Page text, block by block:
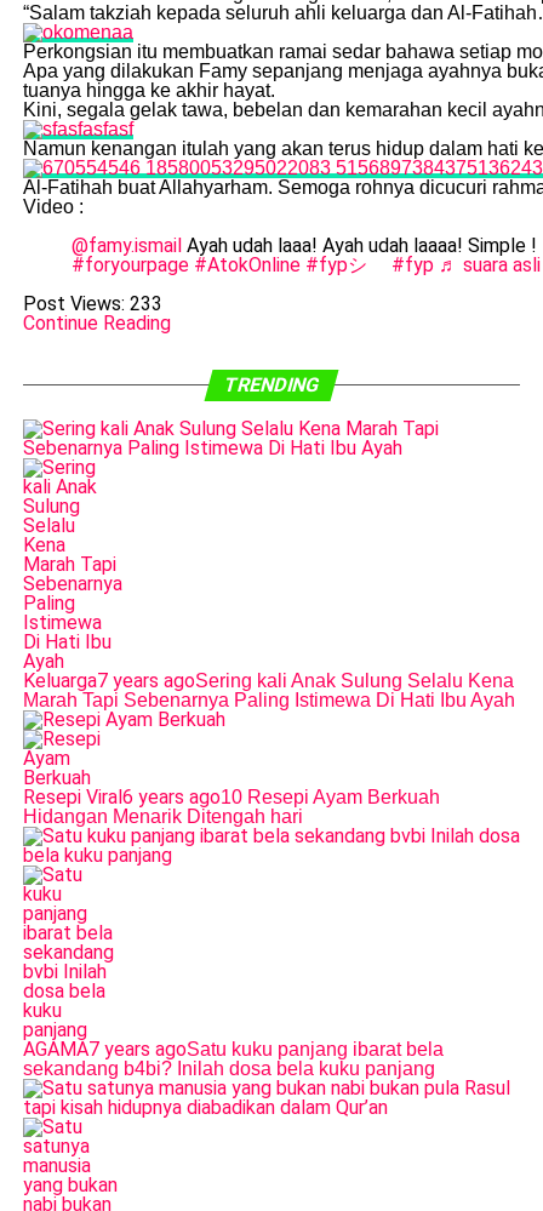
“Salam takziah kepada seluruh ahli keluarga dan Al-
Perkongsian itu membuatkan ramai sedar bahawa setiap
Apa yang dilakukan Famy sepanjang menjaga ayahnya
tuanya hingga ke akhir hayat.
Kini, segala gelak tawa, bebelan dan kemarahan kecil
Namun kenangan itulah yang akan terus hidup dalam hati
Al-Fatihah buat Allahyarham. Semoga rohnya dicucuri
Video :
@famy.ismailAyah udah laaa! Ayah udah laaaa! Simple
#foryourpage #AtokOnline #fypシ゚ #fyp ♬ suara
Post Views: 233
Continue Reading
TRENDING
Keluarga7 years agoSering kali Anak Sulung Selalu Kena
Marah Tapi Sebenarnya Paling Istimewa Di Hati Ibu Ayah
Resepi Viral6 years ago10 Resepi Ayam Berkuah
Hidangan Menarik Ditengah hari
AGAMA7 years agoSatu kuku panjang ibarat bela
sekandang b4bi? Inilah dosa bela kuku panjang